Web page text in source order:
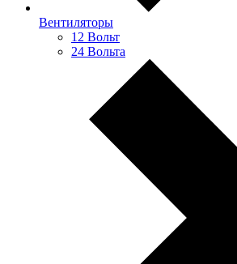
Вентиляторы
12 Вольт
24 Вольта